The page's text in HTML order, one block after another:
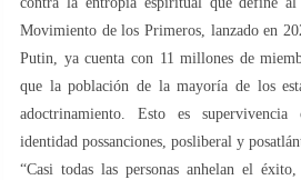
Movimiento de los Primeros, lanzado en
Putin, ya cuenta con 11 millones de
que la población de la mayoría de los
adoctrinamiento. Esto es
identidad possanciones, posliberal y
“Casi todas las personas anhelan el